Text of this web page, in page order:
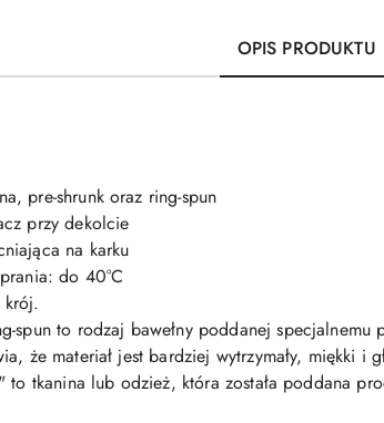
OPIS PRODUKTU
pre-shrunk oraz ring-spun
przy dekolcie
na karku
do 40°C
krój.
spun to rodzaj bawełny poddanej
że materiał jest bardziej wytrzymały, miękki
to tkanina lub odzież, która została poddana